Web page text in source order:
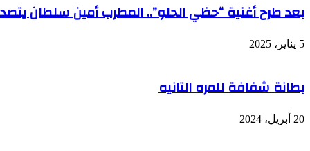
بعد طرح أغنية “حظي الحلو”.. المطرب أمين سلطان
5 يناير، 2025
بطانة شفافة للمره التانيه
20 أبريل، 2024